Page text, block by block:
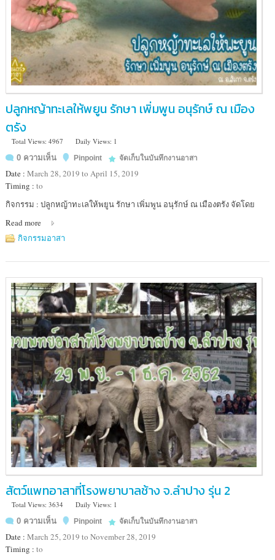
ปลูกหญ้าทะเลให้พยูน รักษา เพิ่มพูน อนุรักษ์ ณ เมือง
ตรัง
Total Views: 4967
Daily Views: 1
0 ความเห็น
Pinpoint จัดเก็บในบันทึกงานอาสา
Date : March 28, 2019 to April 15, 2019
Timing : to
Location
ตรัง
กิจกรรม : ปลูกหญ้าทะเลให้พยูน รักษา เพิ่มพูน อนุรักษ์ ณ เมืองตรัง จัดโดย
Read more
กิจกรรมอาสา
สัตว์แพทอาสาที่โรงพยาบาลช้าง จ.ลำปาง รุ่น 2
Total Views: 3634
Daily Views: 1
0 ความเห็น
Pinpoint จัดเก็บในบันทึกงานอาสา
Date : March 25, 2019 to November 28, 2019
Timing : to